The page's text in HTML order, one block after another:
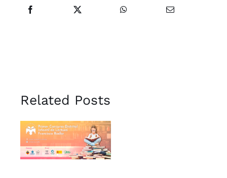
Related Posts
lectura en
voz alta –
Fundación